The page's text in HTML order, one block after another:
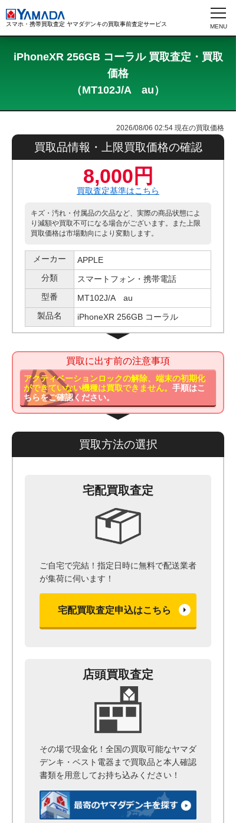
スマホ・携帯買取査定 ヤマダデンキの買取事前査定サービス
iPhoneXR 256GB コーラル 買取査定・買取
価格
（MT102J/A au）
2026/08/06 02:54 現在の買取価格
買取品情報・上限買取価格の確認
8,000円
買取査定基準はこちら
キズ・汚れ・付属品の欠品など、実際の商品状態によ
り減額や買取不可になる場合がございます。また上限
買取価格は市場動向により変動します。
メーカー
APPLE
分類
スマートフォン・携帯電話
型番
MT102J/A au
製品名
iPhoneXR 256GB コーラル
買取に出す前の注意事項
アクティベーションロックの解除、端末の初期化
ができていない機種は買取できません。手順はこ
ちらをご確認ください。
買取方法の選択
宅配買取査定
ご自宅で完結！指定日時に無料で配送業者
が集荷に伺います！
宅配買取査定申込はこちら
店頭買取査定
その場で現金化！全国の買取可能なヤマダ
デンキ・ベスト電器まで買取品と本人確認
書類を用意してお持ち込みください！